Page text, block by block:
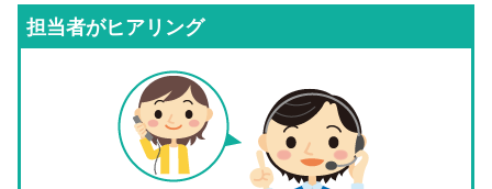
担当者がヒアリング